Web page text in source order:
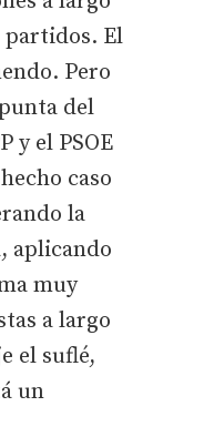
partidos. El
Pero
del
y el PSOE
caso
la
aplicando
muy
a largo
el suflé,
un